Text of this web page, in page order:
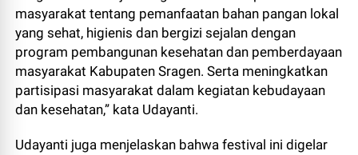
masyarakat tentang pemanfaatan bahan pangan lokal
yang sehat, higienis dan bergizi sejalan dengan
program pembangunan kesehatan dan pemberdayaan
masyarakat Kabupaten Sragen. Serta meningkatkan
partisipasi masyarakat dalam kegiatan kebudayaan
dan kesehatan,” kata Udayanti.
Udayanti juga menjelaskan bahwa festival ini digelar